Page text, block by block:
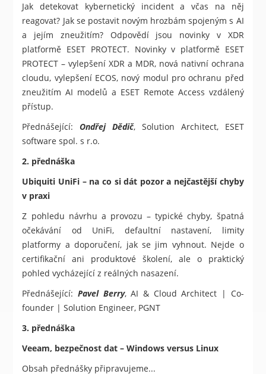
Jak detekovat kybernetický incident a včas na něj
reagovat? Jak se postavit novým hrozbám spojeným s AI
a jejím zneužitím? Odpovědí jsou novinky v XDR
platformě ESET PROTECT. Novinky v platformě ESET
PROTECT – vylepšení XDR a MDR, nová nativní ochrana
cloudu, vylepšení ECOS, nový modul pro ochranu před
zneužitím AI modelů a ESET Remote Access vzdálený
přístup.
Přednášející:Ondřej Dědič, Solution Architect, ESET
software spol. s r.o.
2. přednáška
Ubiquiti UniFi – na co si dát pozor a nejčastější chyby
v praxi
Z pohledu návrhu a provozu – typické chyby, špatná
očekávání od UniFi, defaultní nastavení, limity
platformy a doporučení, jak se jim vyhnout. Nejde o
certifikační ani produktové školení, ale o praktický
pohled vycházející z reálných nasazení.
Přednášející:Pavel Berry, AI & Cloud Architect | Co-
founder | Solution Engineer, PGNT
3. přednáška
Veeam, bezpečnost dat – Windows versus Linux
Obsah přednášky připravujeme...